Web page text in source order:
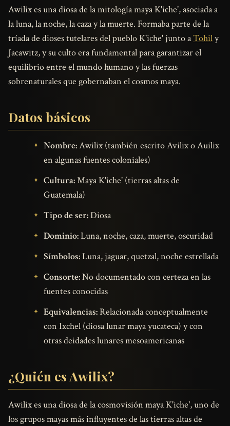
Awilix es una diosa de la mitología maya K'iche', asociada a
la luna, la noche, la caza y la muerte. Formaba parte de la
tríada de dioses tutelares del pueblo K'iche' junto aTohily
Jacawitz, y su culto era fundamental para garantizar el
equilibrio entre el mundo humano y las fuerzas
sobrenaturales que gobernaban el cosmos maya.
Datos básicos
Nombre:Awilix (también escrito Avilix o Auilix
en algunas fuentes coloniales)
Cultura:Maya K'iche' (tierras altas de
Guatemala)
Tipo de ser:Diosa
Dominio:Luna, noche, caza, muerte, oscuridad
Símbolos:Luna, jaguar, quetzal, noche estrellada
Consorte:No documentado con certeza en las
fuentes conocidas
Equivalencias:Relacionada conceptualmente
con Ixchel (diosa lunar maya yucateca) y con
otras deidades lunares mesoamericanas
¿Quién es Awilix?
Awilix es una diosa de la cosmovisión maya K'iche', uno de
los grupos mayas más influyentes de las tierras altas de